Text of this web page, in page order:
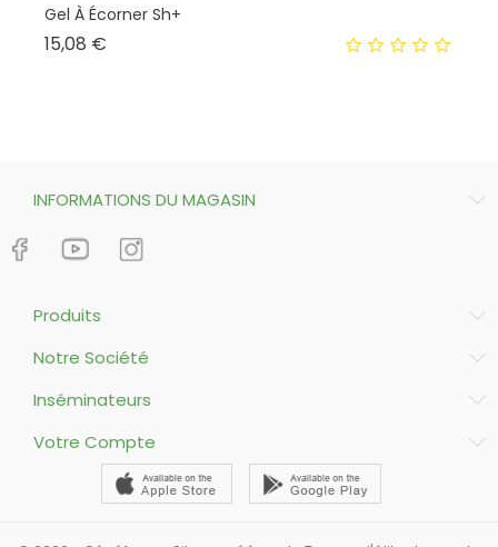
Gel À Écorner Sh+
15,08 €
INFORMATIONS DU MAGASIN
Produits
Notre Société
Inséminateurs
Votre Compte